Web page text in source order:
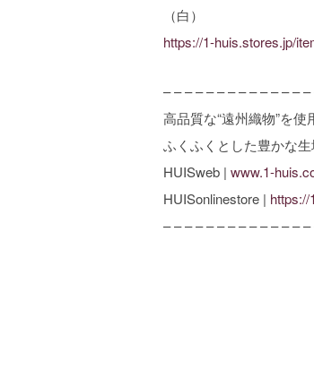
（白）
https://1-huis.stores.jp/
– – – – – – – – – – – – –
高品質な“遠州織物”を使
ふくふくとした豊かな生
HUISweb | www.1-
HUISonlinestore |
– – – – – – – – – – – – –